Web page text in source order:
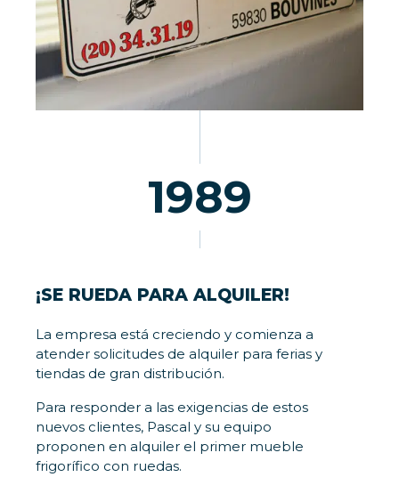
1989
¡SE RUEDA PARA ALQUILER!
La empresa está creciendo y comienza a
atender solicitudes de alquiler para ferias y
tiendas de gran distribución.
Para responder a las exigencias de estos
nuevos clientes, Pascal y su equipo
proponen en alquiler el primer mueble
frigorífico con ruedas.